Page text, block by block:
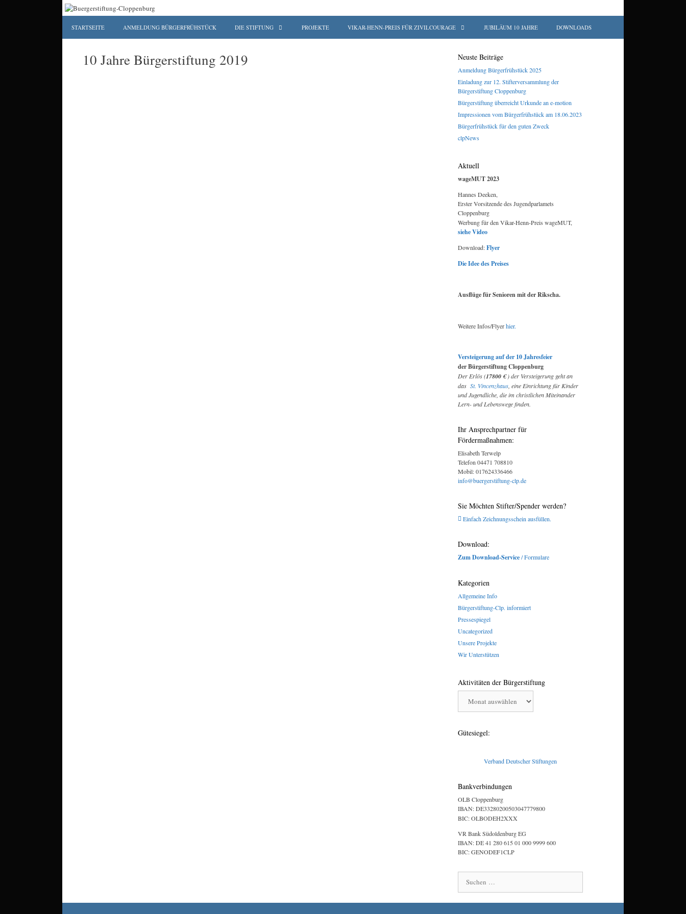
STARTSEITE ANMELDUNG BÜRGERFRÜHSTÜCK DIE STIFTUNG PROJEKTE VIKAR-HENN-PREIS FÜR ZIVILCOURAGE JUBILÄUM 10 JAHRE DOWNLOADS
10 Jahre Bürgerstiftung 2019 Neuste Beiträge
Anmeldung Bürgerfrühstück 2025
Einladung zur 12. Stifterversammlung der
Bürgerstiftung Cloppenburg
Bürgerstiftung überreicht Urkunde an e-motion
Impressionen vom Bürgerfrühstück am 18.06.2023
Bürgerfrühstück für den guten Zweck
clpNews
Aktuell
wageMUT 2023
Hannes Deeken,
Erster Vorsitzende des Jugendparlamets
Cloppenburg
Werbung für den Vikar-Henn-Preis wageMUT,
siehe Video
Download:Flyer
Die Idee des Preises
Ausflüge für Senioren mit der Rikscha.
Weitere Infos/Flyerhier.
Versteigerung auf der 10 Jahresfeier
der Bürgerstiftung Cloppenburg
Der Erlös (17800 €) der Versteigerung geht an
das St. Vincenzhaus , eine Einrichtung für Kinder
und Jugendliche, die im christlichen Miteinander
Lern- und Lebenswege finden.
Ihr Ansprechpartner für
Fördermaßnahmen:
Elisabeth Terwelp
Telefon 04471 708810
Mobil: 017624336466
info@buergerstiftung-clp.de
Sie Möchten Stifter/Spender werden?
Einfach Zeichnungsschein ausfüllen.
Download:
Zum Download-Service/ Formulare
Kategorien
Allgemeine Info
Bürgerstiftung-Clp. informiert
Pressespiegel
Uncategorized
Unsere Projekte
Wir Unterstützen
Aktivitäten der Bürgerstiftung
Bürgerstiftung
Gütesiegel:
Verband Deutscher Stiftungen
Bankverbindungen
OLB Cloppenburg
IBAN: DE33280200503047779800
BIC: OLBODEH2XXX
VR Bank Südoldenburg EG
IBAN: DE 41 280 615 01 000 9999 600
BIC: GENODEF1CLP
nach: